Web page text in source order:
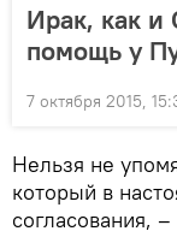
Ирак, как и
помощь у
7 октября 2015,
Нельзя не
который в
согласования,